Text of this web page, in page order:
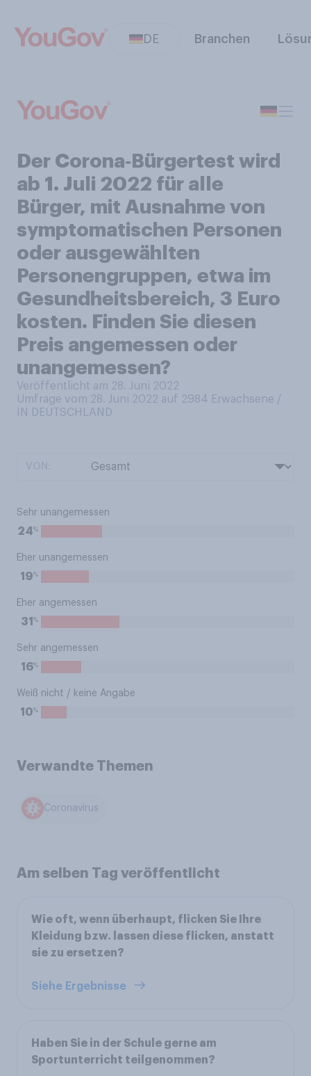
DE Branchen
Der Corona‑Bürgertest wird
ab 1. Juli 2022 für alle
Bürger, mit Ausnahme von
symptomatischen Personen
oder ausgewählten
Personengruppen, etwa im
Gesundheitsbereich, 3 Euro
kosten. Finden Sie diesen
Preis angemessen oder
unangemessen?
Veröffentlicht am 28. Juni 2022
Umfrage vom 28. Juni 2022 auf 2984 Erwachsene /
IN DEUTSCHLAND
Sehr unangemessen
24%
Eher unangemessen
19%
Eher angemessen
31 %
Sehr angemessen
16%
Weiß nicht / keine Angabe
10%
Verwandte Themen
Coronavirus
Am selben Tag veröffentlicht
Wie oft, wenn überhaupt, flicken Sie Ihre
Kleidung bzw. lassen diese flicken, anstatt
sie zu ersetzen?
Siehe Ergebnisse
Haben Sie in der Schule gerne am
Sportunterricht teilgenommen?